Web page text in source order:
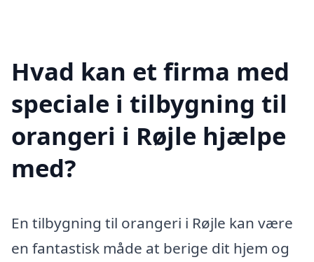
Hvad kan et firma med
speciale i tilbygning til
orangeri i Røjle hjælpe
med?
En tilbygning til orangeri i Røjle kan være
en fantastisk måde at berige dit hjem og